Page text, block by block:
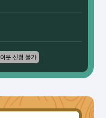
이웃 신청 불가